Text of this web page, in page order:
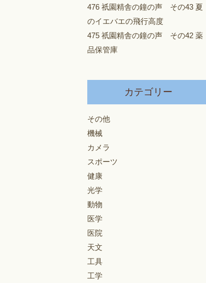
476 祇園精舎の鐘の声 その43 夏
のイエバエの飛行高度
475 祇園精舎の鐘の声 その42 薬
品保管庫
カテゴリー
その他
機械
カメラ
スポーツ
健康
光学
動物
医学
医院
天文
工具
工学